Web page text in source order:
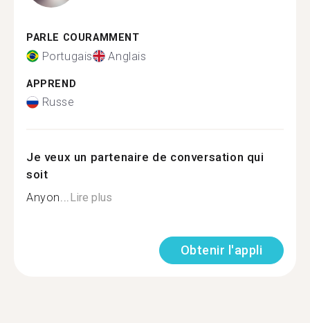
PARLE COURAMMENT
Portugais Anglais
APPREND
Russe
Je veux un partenaire de conversation qui
soit
Anyon...Lire plus
Obtenir l'appli